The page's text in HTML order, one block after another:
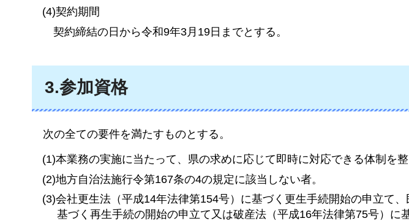
(4)契約期間
契約締結の日から令和9年3月19日までとする。
3.参加資格
次の全ての要件を満たすものとする。
(1)本業務の実施に当たって、県の求めに応じて即時に対応できる体制を整
(2)地方自治法施行令第167条の4の規定に該当しない者。
(3)会社更生法（平成14年法律第154号）に基づく更生手続開始の申立て
基づく再生手続の開始の申立て又は破産法（平成16年法律第75号）に